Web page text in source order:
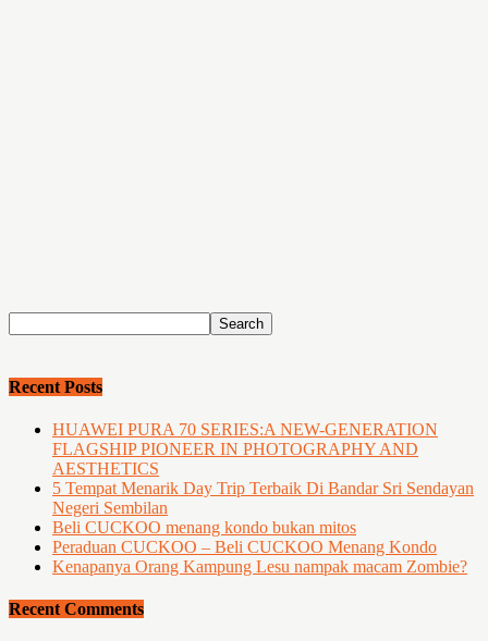
Recent Posts
HUAWEI PURA 70 SERIES:A NEW-GENERATION
FLAGSHIP PIONEER IN PHOTOGRAPHY AND
AESTHETICS
5 Tempat Menarik Day Trip Terbaik Di Bandar Sri Sendayan
Negeri Sembilan
Beli CUCKOO menang kondo bukan mitos
Peraduan CUCKOO – Beli CUCKOO Menang Kondo
Kenapanya Orang Kampung Lesu nampak macam Zombie?
Recent Comments